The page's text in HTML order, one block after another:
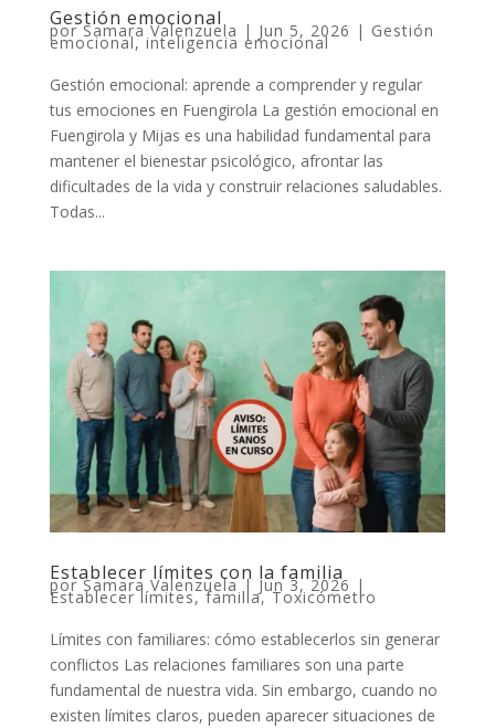
Gestión emocional
porSamara Valenzuela | Jun 5, 2026 | Gestión
emocional,inteligencia emocional
Gestión emocional: aprende a comprender y regular
tus emociones en Fuengirola La gestión emocional en
Fuengirola y Mijas es una habilidad fundamental para
mantener el bienestar psicológico, afrontar las
dificultades de la vida y construir relaciones saludables.
Todas...
Establecer límites con la familia
porSamara Valenzuela| Jun 3, 2026 |
Establecer límites,familia,Toxicómetro
Límites con familiares: cómo establecerlos sin generar
conflictos Las relaciones familiares son una parte
fundamental de nuestra vida. Sin embargo, cuando no
existen límites claros, pueden aparecer situaciones de